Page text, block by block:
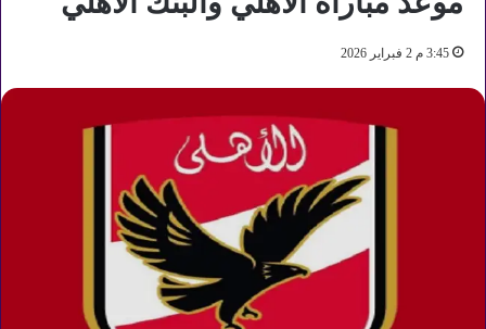
3:45 م 2 فبراير 2026